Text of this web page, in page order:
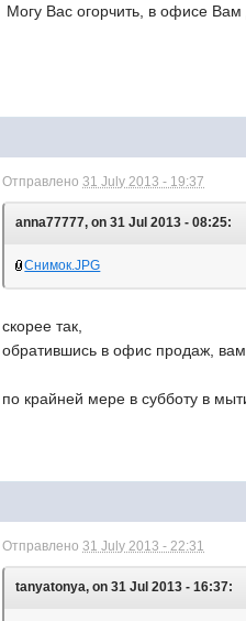
Могу Вас огорчить, в офисе
Отправлено31 July 2013 - 19:37
anna77777, on 31 Jul 2013 - 08:25:
Снимок.JPG
скорее так,
обратившись в офис продаж, вам
по крайней мере в субботу в
Отправлено31 July 2013 - 22:31
tanyatonya, on 31 Jul 2013 - 16:37: